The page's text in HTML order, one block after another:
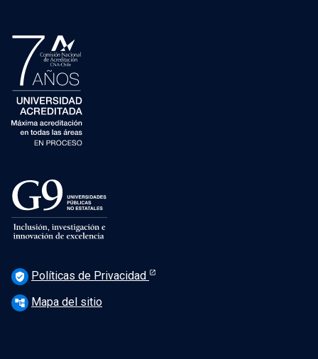
verified_user Políticas de Privacidad
account_tree Mapa del sitio